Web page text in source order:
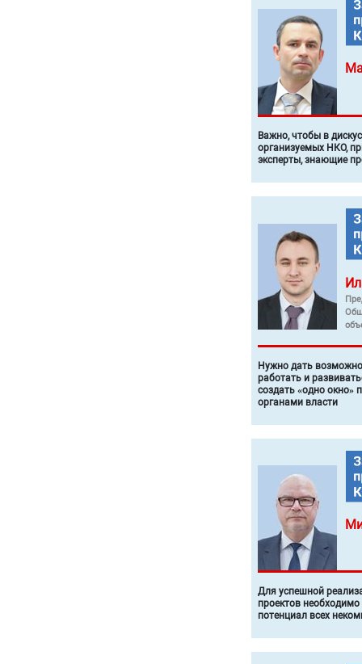
Важно, чтобы в
организуемых НКО,
эксперты, знающие
Нужно дать
работать и
создать «одно окно»
органами власти
Для успешной
проектов
потенциал всех